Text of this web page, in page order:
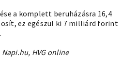
a komplett beruházásra 16,4
ez egészül ki 7 milliárd forint
HVG online